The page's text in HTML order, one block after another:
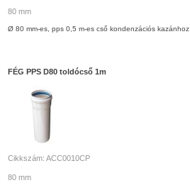
80 mm
Ø 80 mm-es, pps 0,5 m-es cső kondenzációs kazánhoz
FÉG PPS D80 toldócső 1m
Cikkszám: ACC0010CP
80 mm